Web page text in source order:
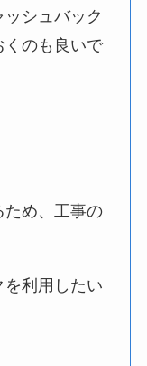
シュバック
くのも良いで
ため、工事の
利用したい